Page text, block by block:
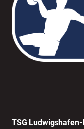
TSG Ludwigshafen-